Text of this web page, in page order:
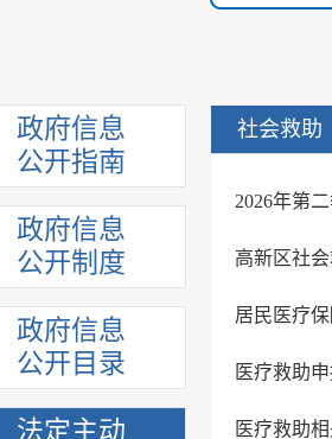
政府信息
公开指南
政府信息
公开制度
政府信息
公开目录
法定主动
社会救助
2026年第
高新区社
居民医疗
医疗救助
医疗救助